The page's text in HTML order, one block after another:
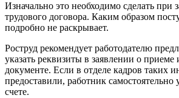
Изначально это необходимо сделать при
трудового договора. Каким образом
подробно не раскрывает.
Роструд рекомендует работодателю
указать реквизиты в заявлении о
документе. Если в отделе кадров таких
предоставили, работник самостоятельно
счете.